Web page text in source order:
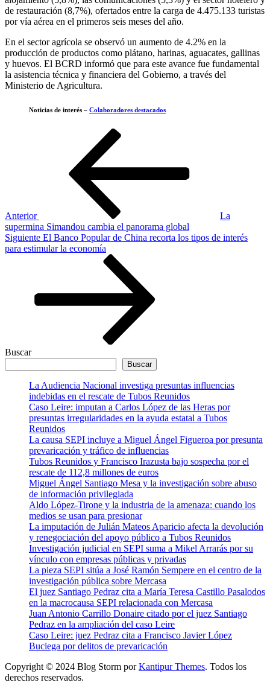
de restauración (8,7%), ofertados entre la carga de 4.475.133 turistas
por vía aérea en el primeros seis meses del año.
En el sector agrícola se observó un aumento de 4.2% en la
producción de productos como plátano, harinas, aguacates, gallinas
y huevos. El BCRD informó que para este avance fue fundamental
la asistencia técnica y financiera del Gobierno, a través del
Ministerio de Agricultura.
Noticias de interés – Colaboradores destacados
Anterior
La
supermina Simandou cambia el panorama global
Siguiente
entrada
Siguiente El Banco Popular de China recorta los tipos de interés
para estimular la economía
Buscar
Buscar
La Audiencia Nacional investiga presuntas influencias
indebidas en el rescate de Tubos Reunidos
Caso Leire: imputan a Carlos López de las Heras por
presuntas irregularidades en la ayuda estatal a Tubos
Reunidos
La causa SEPI incluye a Miguel Ángel Figueroa por presunta
prevaricación y tráfico de influencias
Tubos Reunidos y Francisco Irazusta bajo sospecha por el
rescate de 112,8 millones de euros
Miguel Ángel Santiago Mesa y la investigación sobre abuso
de información privilegiada
Aldo López-Tirone y la industria de la amenaza: cuando los
medios se usan para presionar
La imputación de Julián Mateos Aparicio afecta la devolución
y renegociación del apoyo público a Tubos Reunidos
Investigación judicial en SEPI suma a Mikel Arrarás por su
vínculo con empresas públicas y privadas
La pieza SEPI sitúa a José Ramón Sempere en el centro de la
investigación pública sobre Mercasa
El juez Santiago Pedraz cita a María Teresa Castillo Pasalodos
en la macrocausa SEPI relacionada con Mercasa
Juan Antonio Carrillo Donaire citado por el juez Santiago
Pedraz en la ampliación del caso Leire
Caso Leire: juez Pedraz cita a Francisco Javier López
Buciega por delitos de prevaricación
Copyright © 2024 Blog Storm porKantipur Themes. Todos los
derechos reservados.